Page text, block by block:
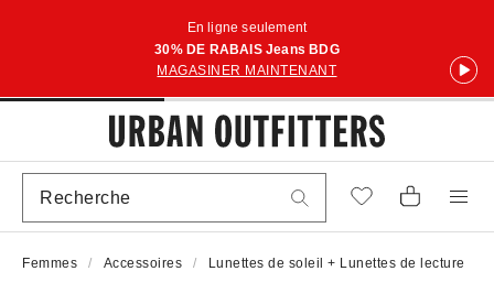
En ligne seulement
30% DE RABAIS Jeans BDG
MAGASINER MAINTENANT
Femmes Accessoires Lunettes de soleil + Lunettes de lecture